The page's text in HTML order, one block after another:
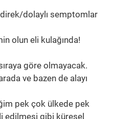
dolaylı semptomlar
olun eli kulağında!
göre olmayacak.
ve bazen de alayı
pek çok ülkede pek
edilmesi gibi küresel